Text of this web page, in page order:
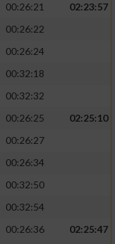
00:26:21
02:23:57
00:26:22
00:26:24
00:32:18
00:32:32
00:26:25
02:25:10
00:26:27
00:26:34
00:32:50
00:32:54
00:26:36 02:25:47